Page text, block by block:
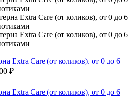
Extra Care (от коликов), от 0 до 6
₽
Extra Care (от коликов), от 0 до 6